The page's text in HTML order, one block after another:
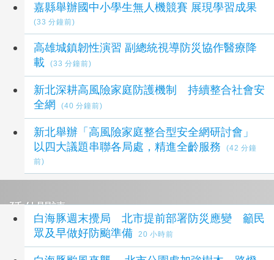
嘉縣舉辦國中小學生無人機競賽 展現學習成果
(33 分鐘前)
高雄城鎮韌性演習 副總統視導防災協作醫療降
載
(33 分鐘前)
新北深耕高風險家庭防護機制 持續整合社會安
全網
(40 分鐘前)
新北舉辦「高風險家庭整合型安全網研討會」
以四大議題串聯各局處，精進全齡服務
(42 分鐘
前)
延伸閱讀
白海豚週末攪局 北市提前部署防災應變 籲民
眾及早做好防颱準備
20 小時前